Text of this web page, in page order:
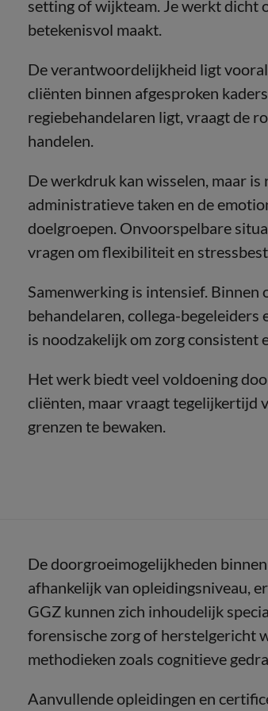
setting of wijkteam. Je werkt dicht
betekenisvol maakt.
De verantwoordelijkheid ligt
cliënten binnen afgesproken
regiebehandelaren ligt, vraagt de
handelen.
De werkdruk kan wisselen, maar
administratieve taken en de
doelgroepen. Onvoorspelbare
vragen om flexibiliteit en
Samenwerking is intensief. Binnen
behandelaren, collega-
is noodzakelijk om zorg consistent
Het werk biedt veel voldoening
cliënten, maar vraagt tegelijkertijd
grenzen te bewaken.
De doorgroeimogelijkheden
afhankelijk van opleidingsniveau,
GGZ kunnen zich inhoudelijk
forensische zorg of herstelgericht
methodieken zoals cognitieve
Aanvullende opleidingen en